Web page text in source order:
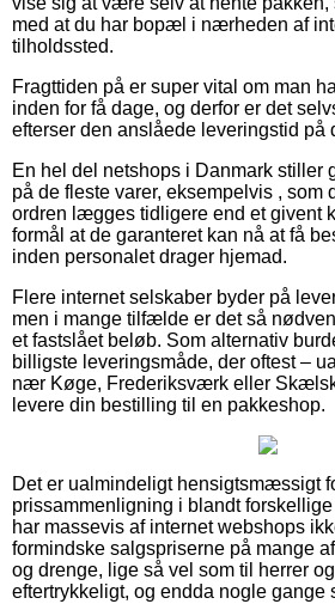
med at du har bopæl i nærheden af
tilholdssted.
Fragttiden på er super vital om man
inden for få dage, og derfor er det
efterser den anslåede leveringstid på
En hel del netshops i Danmark stiller
på de fleste varer, eksempelvis , som
ordren lægges tidligere end et givent
formål at de garanteret kan nå at få
inden personalet drager hjemad.
Flere internet selskaber byder på
men i mange tilfælde er det så
et fastslået beløb. Som alternativ
billigste leveringsmåde, der oftest –
nær Køge, Frederiksværk eller
levere din bestilling til en pakkeshop.
Det er ualmindeligt hensigtsmæssigt
prissammenligning i blandt
har massevis af internet webshops
formindske salgspriserne på mange
og drenge, lige så vel som til herrer
eftertrykkeligt, og endda nogle gange